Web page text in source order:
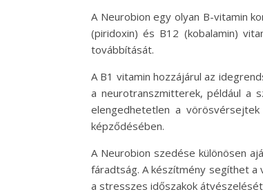
A Neurobion egy olyan B-vitamin
(piridoxin) és B12 (kobalamin)
továbbítását.
A B1 vitamin hozzájárul az
a neurotranszmitterek, például a
elengedhetetlen a
képződésében.
A Neurobion szedése különösen
fáradtság. A készítmény segíthet a
a stresszes időszakok